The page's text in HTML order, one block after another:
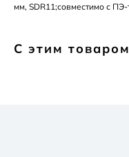
мм, SDR11;совместимо с ПЭ-
С этим